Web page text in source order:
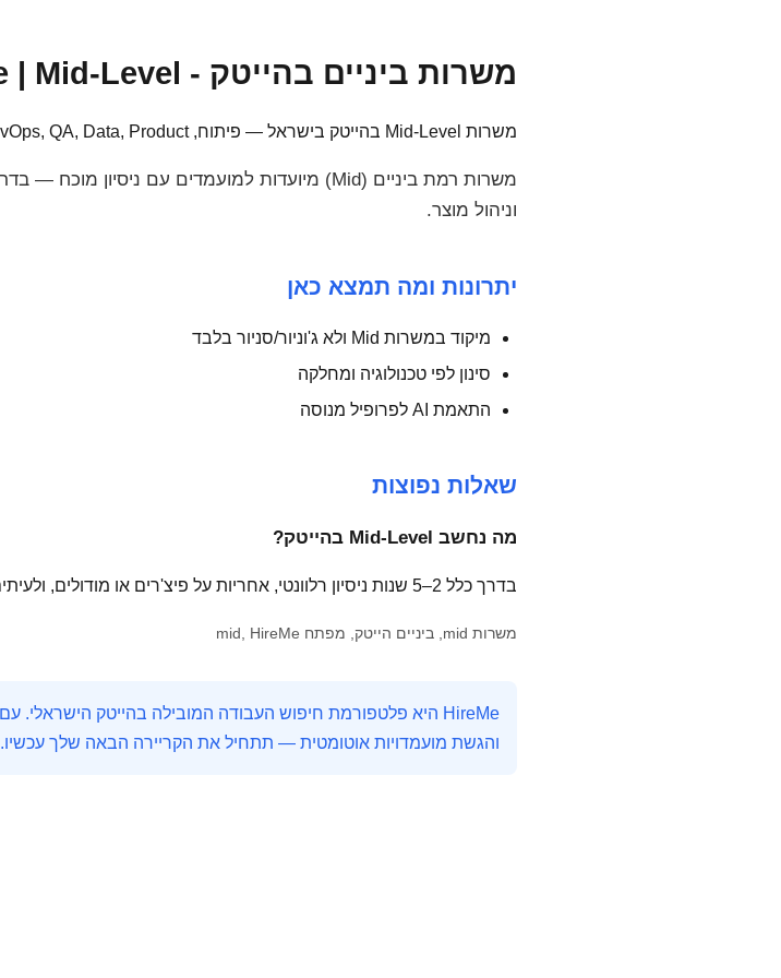
משרות ביניים בהייטק - HireMe | Mid-Level
משרות Mid-Level בהייטק בישראל — פיתוח, DevOps, QA, Data, Product. למועמדים עם ניסיון של כשנתיים ומעלה.
וניהול מוצר.
יתרונות ומה תמצא כאן
מיקוד במשרות Mid ולא ג'וניור/סניור בלבד
סינון לפי טכנולוגיה ומחלקה
התאמת AI לפרופיל מנוסה
שאלות נפוצות
מה נחשב Mid-Level בהייטק?
בדרך כלל 2–5 שנות ניסיון רלוונטי, אחריות על פיצ'רים או מודולים, ולעיתים הובלת תתי-צוותים קטנים.
משרות mid, ביניים הייטק, מפתח mid, HireMe
והגשת מועמדויות אוטומטית — תתחיל את הקריירה הבאה שלך עכשיו.